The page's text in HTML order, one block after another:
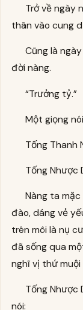
Trở về ngày
thân vào cung
Cũng là
đời nàng.
“Trưởng tỷ.”
Một giọng
Tống Thanh
Tống Nhược
Nàng ta
đào, dáng vẻ
trên môi là nụ
đã sống qua
nghĩ vị thứ
Tống Nhược
nói: